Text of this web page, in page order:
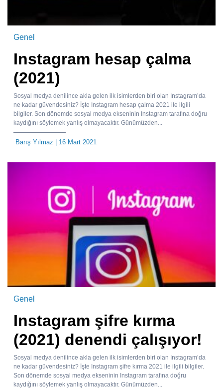
Genel
Instagram hesap çalma
(2021)
Sosyal medya denilince akla gelen ilk isimlerden biri olan Instagram’da
ne kadar güvendesiniz? İşte Instagram hesap çalma 2021 ile ilgili
bilgiler. Son dönemde sosyal medya ekseninin Instagram tarafına doğru
kaydığını söylemek yanlış olmayacaktır. Günümüzden...
Barış Yılmaz | 16 Mart 2021
Genel
Instagram şifre kırma
(2021) denendi çalışıyor!
Sosyal medya denilince akla gelen ilk isimlerden biri olan Instagram’da
ne kadar güvendesiniz? İşte Instagram şifre kırma 2021 ile ilgili bilgiler.
Son dönemde sosyal medya ekseninin Instagram tarafına doğru
kaydığını söylemek yanlış olmayacaktır. Günümüzden...